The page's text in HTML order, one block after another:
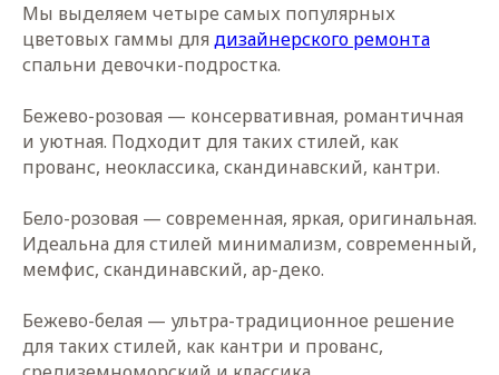
Мы выделяем четыре самых популярных
цветовых гаммы длядизайнерского ремонта
спальни девочки-подростка.
Бежево-розовая — консервативная, романтичная
и уютная. Подходит для таких стилей, как
прованс, неоклассика, скандинавский, кантри.
Бело-розовая — современная, яркая, оригинальная.
Идеальна для стилей минимализм, современный,
мемфис, скандинавский, ар-деко.
Бежево-белая — ультра-традиционное решение
для таких стилей, как кантри и прованс,
Я даюсогласие на обработку
персональных данныхв соответствии
данных
Я хочу
получать
полезные материалы
и другие новостные и рекламные
ОТПРАВИТЬ